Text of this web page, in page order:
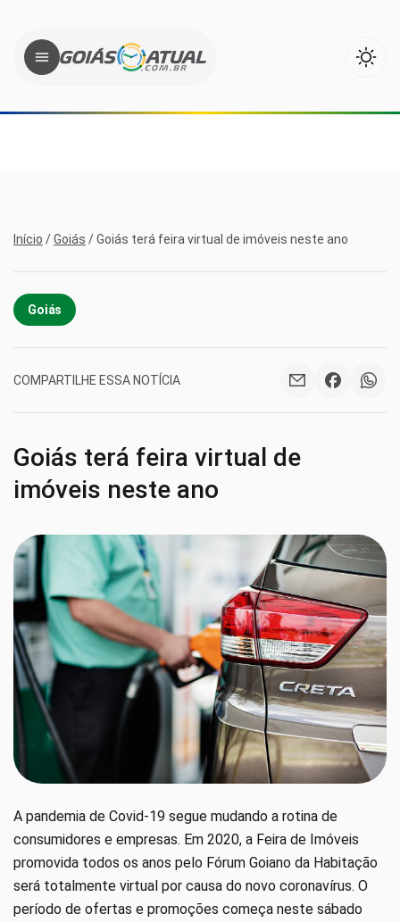
Início /Goiás /Goiás terá feira virtual de imóveis neste ano
Goiás
COMPARTILHE ESSA NOTÍCIA
Goiás terá feira virtual de
imóveis neste ano
A pandemia de Covid-19 segue mudando a rotina de
consumidores e empresas. Em 2020, a Feira de Imóveis
promovida todos os anos pelo Fórum Goiano da Habitação
será totalmente virtual por causa do novo coronavírus. O
período de ofertas e promoções começa neste sábado